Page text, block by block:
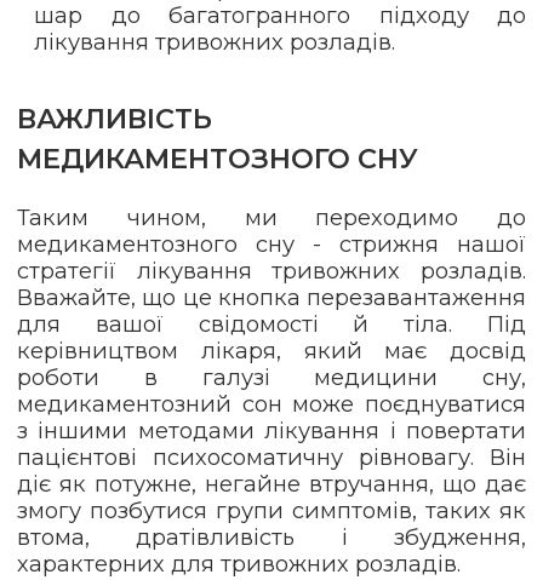
шар до багатогранного підходу до
лікування тривожних розладів.
ВАЖЛИВІСТЬ
МЕДИКАМЕНТОЗНОГО СНУ
Таким чином, ми переходимо до
медикаментозного сну - стрижня нашої
стратегії лікування тривожних розладів.
Вважайте, що це кнопка перезавантаження
для вашої свідомості й тіла. Під
керівництвом лікаря, який має досвід
роботи в галузі медицини сну,
медикаментозний сон може поєднуватися
з іншими методами лікування і повертати
пацієнтові психосоматичну рівновагу. Він
діє як потужне, негайне втручання, що дає
змогу позбутися групи симптомів, таких як
втома, дратівливість і збудження,
характерних для тривожних розладів.